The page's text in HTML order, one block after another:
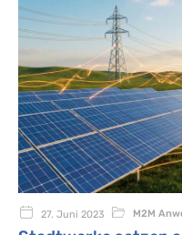
27. Juni 2023 M2M